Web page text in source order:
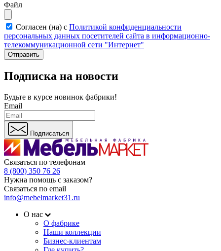
Файл
Согласен (на) с Политикой конфиденциальности
персональных данных посетителей сайта в информационно-
телекоммуникационной сети "Интернет"
Отправить
Подписка на новости
Будьте в курсе новинок фабрики!
Email
Подписаться
Связаться по телефонам
8 (800) 350 76 26
Нужна помощь с заказом?
Связаться по email
info@mebelmarket31.ru
О нас
О фабрике
Наши коллекции
Бизнес-клиентам